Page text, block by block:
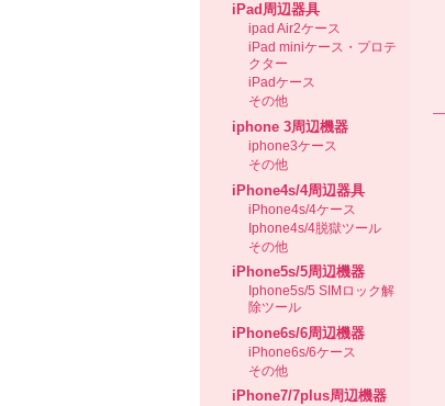
iPad周辺器具
ipad Air2ケース
iPad miniケース・プロテ
クター
iPadケース
その他
iphone 3周辺機器
iphone3ケース
その他
iPhone4s/4周辺器具
iPhone4s/4ケース
Iphone4s/4脱獄ツール
その他
iPhone5s/5周辺機器
Iphone5s/5 SIMロック解
除ツール
iPhone6s/6周辺機器
iPhone6s/6ケース
その他
iPhone7/7plus周辺機器